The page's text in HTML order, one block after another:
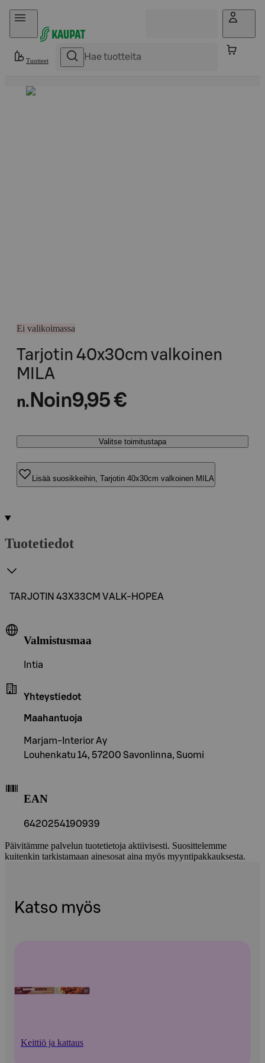
Hyppää sisältöön
Tuotteet
Ei valikoimassa
Tarjotin 40x30cm valkoinen
MILA
n. Noin9,95 €
Valitse toimitustapa
Lisää suosikkeihin, Tarjotin 40x30cm valkoinen MILA
Tuotetiedot
TARJOTIN 43X33CM VALK-HOPEA
Valmistusmaa
Intia
Yhteystiedot
Maahantuoja
Marjam-Interior Ay
Louhenkatu 14, 57200 Savonlinna, Suomi
EAN
6420254190939
Päivitämme palvelun tuotetietoja aktiivisesti. Suosittelemme
kuitenkin tarkistamaan ainesosat aina myös myyntipakkauksesta.
Katso myös
Keittiö ja kattaus